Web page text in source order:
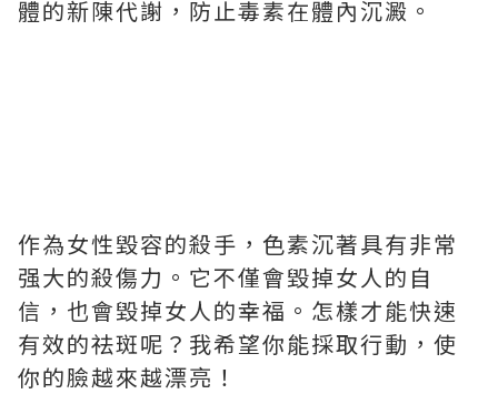
體的新陳代謝，防止毒素在體內沉澱。
作為女性毀容的殺手，色素沉著具有非常
强大的殺傷力。它不僅會毀掉女人的自
信，也會毀掉女人的幸福。怎樣才能快速
有效的祛斑呢？我希望你能採取行動，使
你的臉越來越漂亮！